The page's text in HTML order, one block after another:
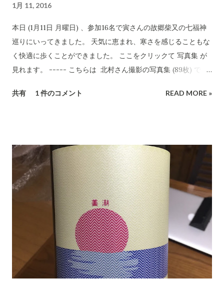
1月 11, 2016
本日 (1月11日 月曜日) 、参加16名で寅さんの故郷柴又の七福神
巡りにいってきました。 天気に恵まれ、寒さを感じることもな
く快適に歩くことができました。 ここをクリックて 写真集 が
見れます。 ----- こちらは 北村さん撮影の写真集 (89枚) で
という名機です。写真のフィルサイズ(解像度)がこちらは、
は私がこの世からいなくなるまで大丈夫ですが。何年後かにま
た見てみるのもたのしいかもしれません。) このページ下方に
ある「ラベル：センチュリー・ハイク 」をクリックすると過去
の関連投稿が見れます。 夜の新年会の写真集はこちらです。
共有 1 件のコメント READ MORE »